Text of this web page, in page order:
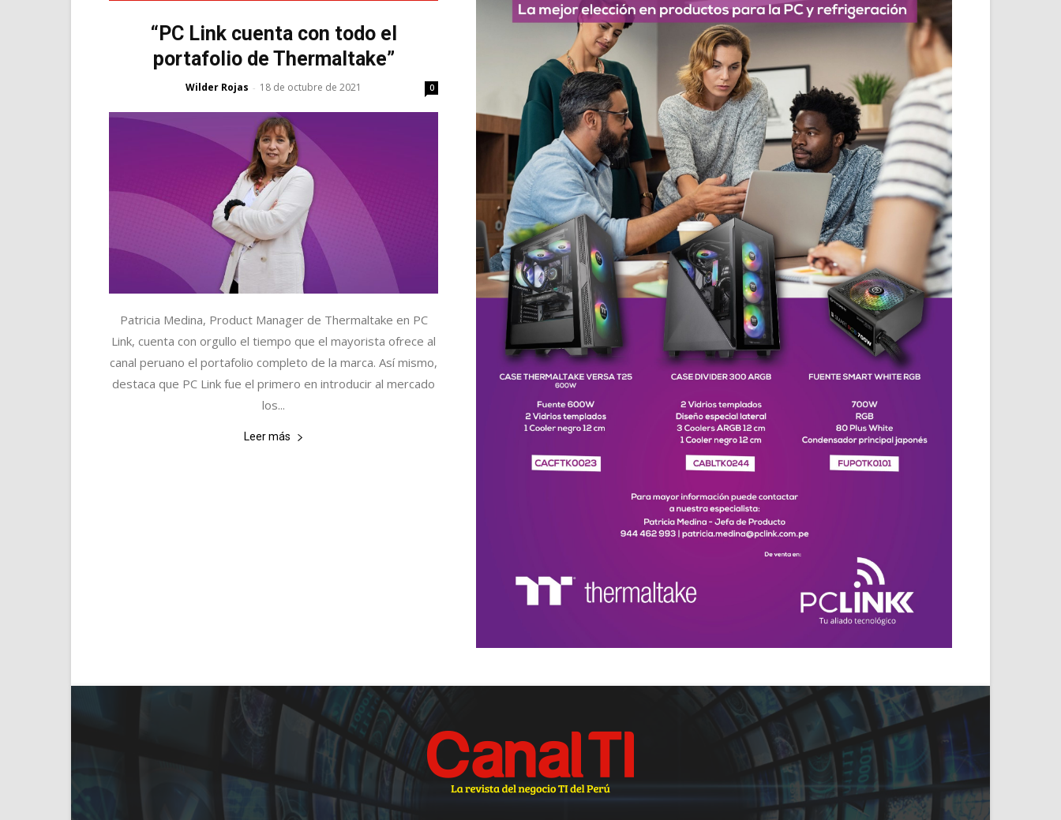
“PC Link cuenta con todo el
portafolio de Thermaltake”
Wilder Rojas - 18 de octubre de 2021 0
Patricia Medina, Product Manager de Thermaltake en PC
Link, cuenta con orgullo el tiempo que el mayorista ofrece al
canal peruano el portafolio completo de la marca. Así mismo,
destaca que PC Link fue el primero en introducir al mercado
los...
Leer más